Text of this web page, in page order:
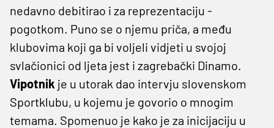
nedavno debitirao i za reprezentaciju -
pogotkom. Puno se o njemu priča, a među
klubovima koji ga bi voljeli vidjeti u svojoj
svlačionici od ljeta jest i zagrebački Dinamo.
Vipotnik je u utorak dao intervju slovenskom
Sportklubu, u kojemu je govorio o mnogim
temama. Spomenuo je kako je za inicijaciju u